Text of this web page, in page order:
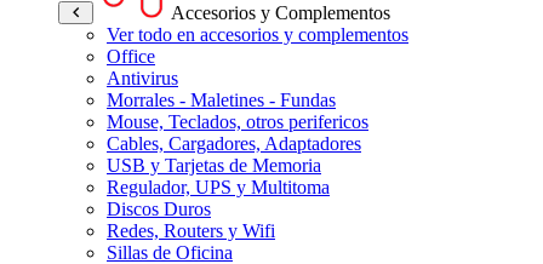
Accesorios y Complementos
Ver todo en accesorios y complementos
Office
Antivirus
Morrales - Maletines - Fundas
Mouse, Teclados, otros perifericos
Cables, Cargadores, Adaptadores
USB y Tarjetas de Memoria
Regulador, UPS y Multitoma
Discos Duros
Redes, Routers y Wifi
Sillas de Oficina